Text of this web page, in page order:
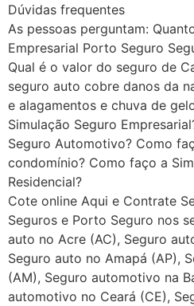
Dúvidas frequentes
As pessoas perguntam:
Empresarial Porto Seguro
Qual é o valor do seguro de
seguro auto cobre danos da
e alagamentos e chuva de
Simulação Seguro
Seguro Automotivo? Como
condomínio? Como faço a
Residencial?
Cote online Aqui e Contrate
Seguros e Porto Seguro nos
auto no Acre (AC), Seguro
Seguro auto no Amapá (AP),
(AM), Seguro automotivo na
automotivo no Ceará (CE),